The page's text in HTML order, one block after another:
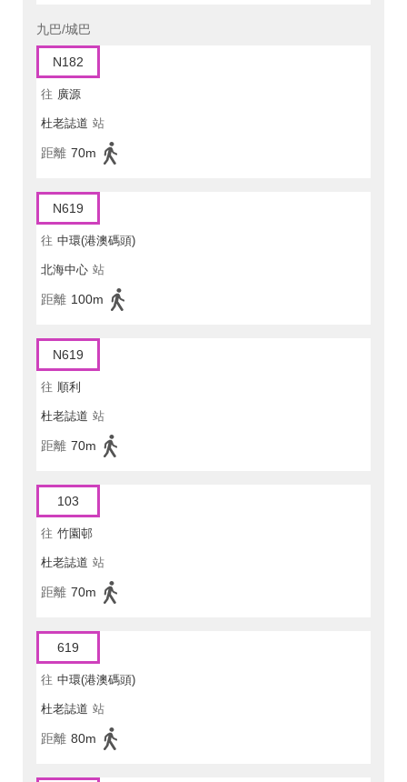
九巴/城巴
N182
往 廣源
杜老誌道 站
距離 70m
N619
往 中環(港澳碼頭)
北海中心 站
距離 100m
N619
往 順利
杜老誌道 站
距離 70m
103
往 竹園邨
杜老誌道 站
距離 70m
619
往 中環(港澳碼頭)
杜老誌道 站
距離 80m